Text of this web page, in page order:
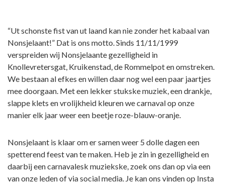
“Ut schonste fist van ut laand kan nie zonder het kabaal van
Nonsjelaant!” Dat is ons motto. Sinds 11/11/1999
verspreiden wij Nonsjelaante gezelligheid in
Knollevretersgat, Kruikenstad, de Rommelpot en omstreken.
We bestaan al efkes en willen daar nog wel een paar jaartjes
mee doorgaan. Met een lekker stukske muziek, een drankje,
slappe klets en vrolijkheid kleuren we carnaval op onze
manier elk jaar weer een beetje roze-blauw-oranje.
Nonsjelaant is klaar om er samen weer 5 dolle dagen een
spetterend feest van te maken. Heb je zin in gezelligheid en
daarbij een carnavalesk muziekske, zoek ons dan op via een
van onze leden of via social media. Je kan ons vinden op Insta